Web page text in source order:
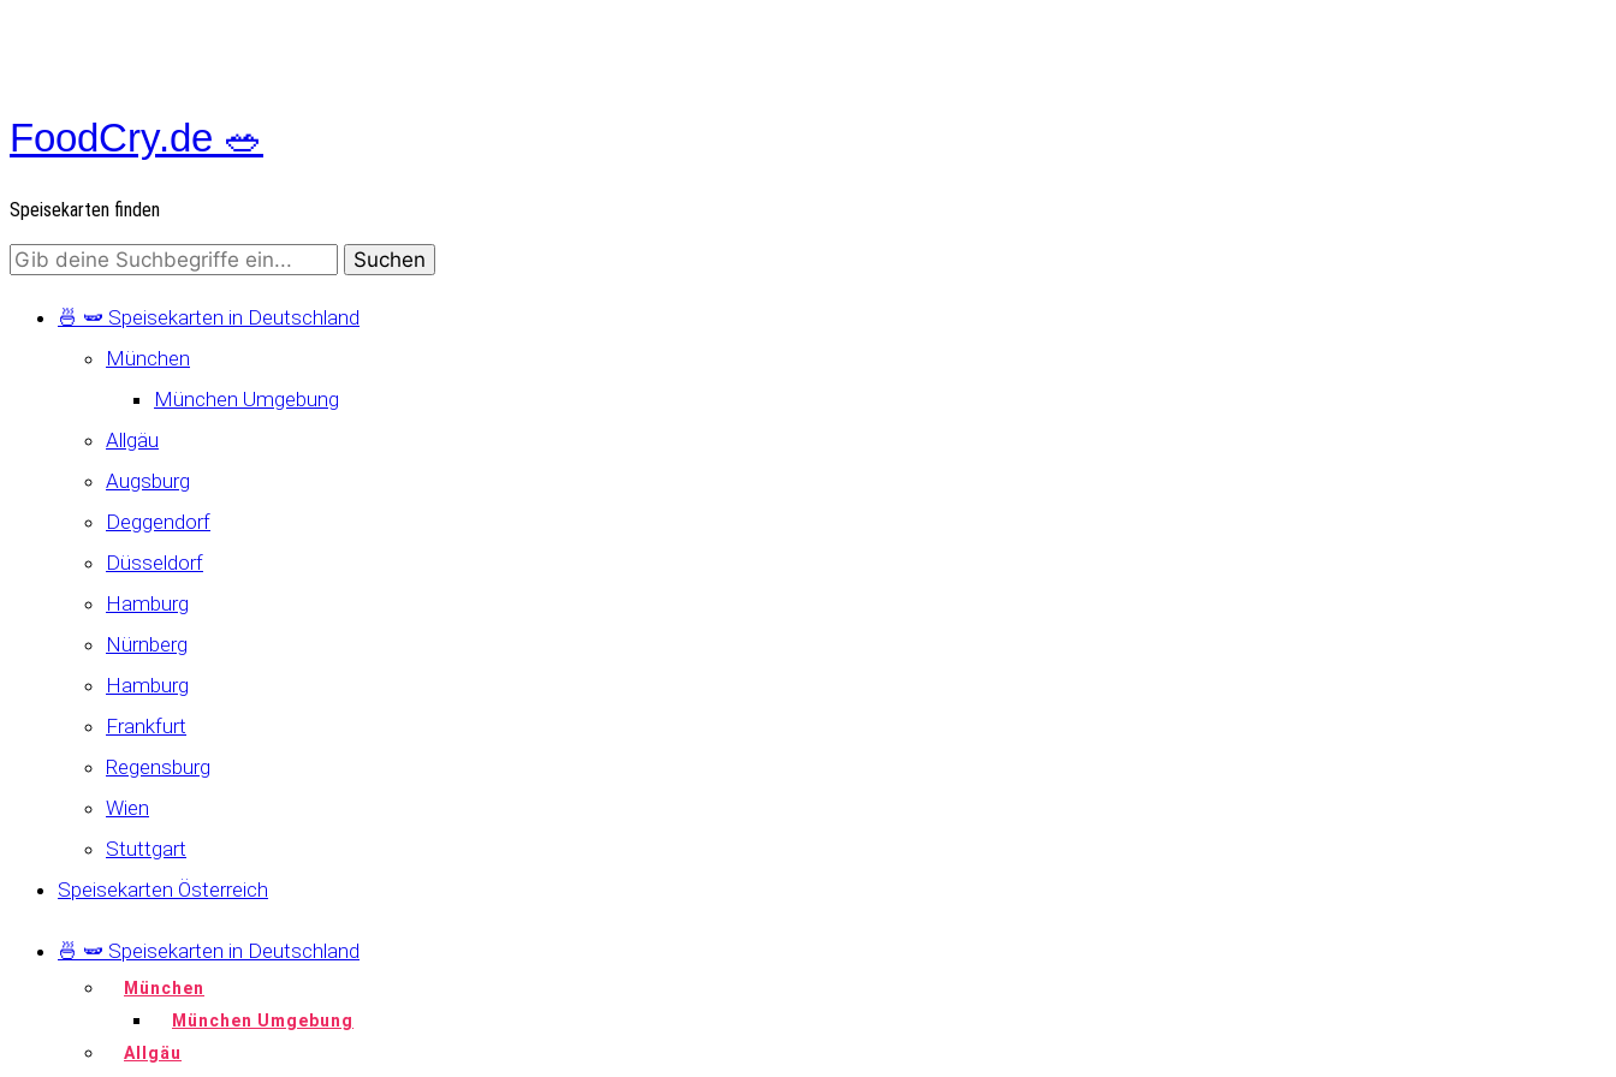
FoodCry.de 🥗
Speisekarten finden
🍜 🫛 Speisekarten in Deutschland
München
München Umgebung
Allgäu
Augsburg
Deggendorf
Düsseldorf
Hamburg
Nürnberg
Hamburg
Frankfurt
Regensburg
Wien
Stuttgart
Speisekarten Österreich
🍜 🫛 Speisekarten in Deutschland
München
München Umgebung
Allgäu